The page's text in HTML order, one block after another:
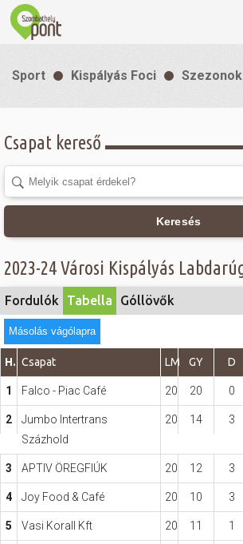
Látnivalók
Gasztronómia
Sport
Szabadidő
Hasznos
Sport Kispályás Foci Szezonok
Csapat kereső
Keresés
Fordulók Tabella Góllövők
Másolás vágólapra
H. Csapat LM GY D
1 Falco - Piac Café 20 20 0
2
Jumbo Intertrans
Százhold
20 14 3
3 APTIV ÖREGFIÚK 20 12 3
4 Joy Food & Café 20 10 3
5 Vasi Korall Kft 20 11 1